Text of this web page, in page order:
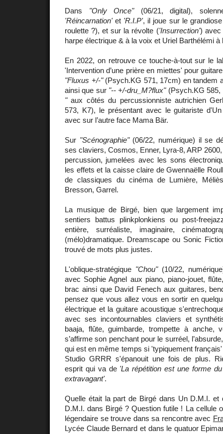
Dans "Only Once"(06/21, digital),
'Réincarnation'et 'R.I.P', il joue sur le
roulette ?), et sur la révolte ('Insurrection') avec
harpe électrique & à la voix et Uriel Barthélémi
En 2022, on retrouve ce touche-à-tout sur le
'Intervention d’une prière en miettes' pour
"Fluxus +/-"(Psych.KG 571, 17cm) en tandem
ainsi que sur "-- +/-dru_M?flux"(Psych.KG 585,
"aux côtés du percussionniste autrichien
573, K7), le présentant avec le guitariste
avec sur l’autre face Mama Bär.
Sur "Scénographie"(06/22, numérique) il se
ses claviers, Cosmos, Enner, Lyra-8, ARP
percussion, jumelées avec les sons
les effets et la caisse claire de Gwennaëlle
de classiques du cinéma de Lumière,
Bresson, Garrel.
La musique de Birgé, bien que largement
sentiers battus plinkplonkiens ou post-
entière, surréaliste, imaginaire,
(mélo)dramatique. Dreamscape ou Sonic
trouvé de mots plus justes.
L'oblique-stratégique "Chou"(10/22,
avec Sophie Agnel aux piano, piano-jouet,
brac ainsi que David Fenech aux guitares,
pensez que vous allez vous en sortir en
électrique et la guitare acoustique
avec ses incontournables claviers et
baaja, flûte, guimbarde, trompette à anche,
s’affirme son penchant pour le surréel,
qui est en même temps si 'typiquement
Studio GRRR s'épanouit une fois de plus.
esprit qui va de 'La répétition est une forme
extravagant'.
Quelle était la part de Birgé dans Un D.M.I. et
D.M.I. dans Birgé ? Question futile ! La cellule
légendaire se trouve dans sa rencontre avec
Lycée Claude Bernard et dans le quatuor